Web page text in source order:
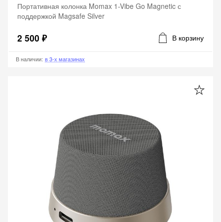
Портативная колонка Momax 1-Vibe Go Magnetic с
поддержкой Magsafe Silver
2 500 ₽ В корзину
В наличии: в 3-х магазинах